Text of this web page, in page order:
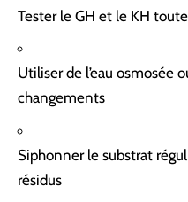
Tester le GH et le KH
Utiliser de l’eau osmosée
changements
Siphonner le substrat
résidus